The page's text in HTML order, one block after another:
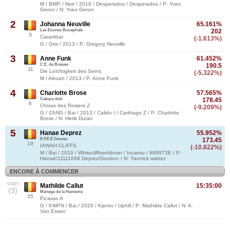
M / BWP / Noir / 2018 / Desperados / Desperados / P: Yves
Geron / N: Yves Geron
2
3
65.161%
202
(-1.613%)
Johanna Neuville
Les Ecuries Bucephale
Carambar
G / Gris / 2013 / P: Gregory Neuville
3
11
61.452%
190.5
(-5.322%)
Anne Funk
C.E. de Braives
Die Leichtigkeit des Seins
M / Alezan / 2013 / P: Anne Funk
4
6
57.565%
178.45
(-9.209%)
Charlotte Brose
Calupa club
Chivas des Rosiers Z
G / ZANG / Bai / 2013 / Calido I / Carthago Z / P: Charlotte
Brose / N: Herik Duran
5
19
55.952%
173.45
(-10.822%)
Hanae Deprez
E.P.E.E Gesves
IAWAH CLIFFS
M / Bai / 2019 / Whitecliffssofdover / Incantu / 668973E / P:
Hanaé/11111668 Deprez/Doubon / N: Yannick wattez
ENCORE À COMMENCER
START
(3)
35
15:35:00
Mathilde Callut
Manège de la Hamente
Picasso A
G / KWPN / Bai / 2020 / Kjento / Uphill / P: Mathilde Callut / N: A.
Van Essen